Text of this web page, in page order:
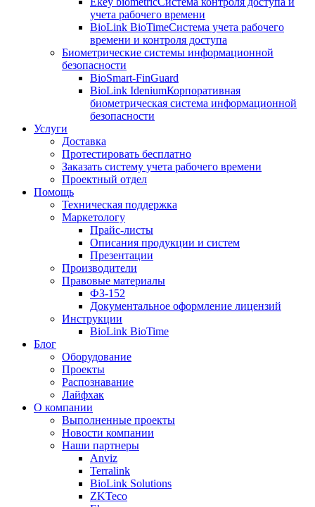
учета рабочего времени
BioLink BioTimeСистема учета рабочего
времени и контроля доступа
Биометрические системы информационной
безопасности
BioSmart-FinGuard
BioLink IdeniumКорпоративная
биометрическая система информационной
безопасности
Услуги
Доставка
Протестировать бесплатно
Заказать систему учета рабочего времени
Проектный отдел
Помощь
Техническая поддержка
Маркетологу
Прайс-листы
Описания продукции и систем
Презентации
Производители
Правовые материалы
ФЗ-152
Документальное оформление лицензий
Инструкции
BioLink BioTime
Блог
Оборудование
Проекты
Распознавание
Лайфхак
О компании
Выполненные проекты
Новости компании
Наши партнеры
Anviz
Terralink
BioLink Solutions
ZKTeco